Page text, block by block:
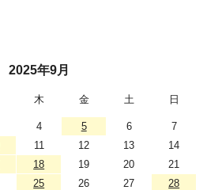
2025年9月
木 金 土 日
4 5 6
7
11 12 13
14
18 19 20
21
25 26 27
28